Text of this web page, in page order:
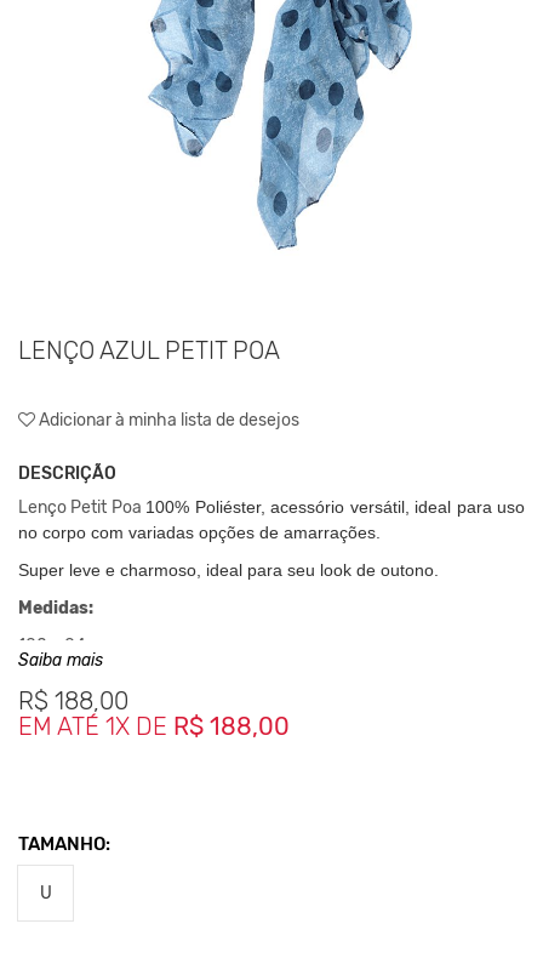
LENÇO AZUL PETIT POA
Adicionar à minha lista de desejos
DESCRIÇÃO
Lenço Petit Poa 100% Poliéster, acessório versátil, ideal para uso
no corpo com variadas opções de amarrações.
Super leve e charmoso, ideal para seu look de outono.
Medidas:
180 x 84 cm
Nos Produtos da King55 não se utilizam nenhum material
Saiba mais
R$ 188,00
EM ATÉ 1X DE R$ 188,00
TAMANHO:
U